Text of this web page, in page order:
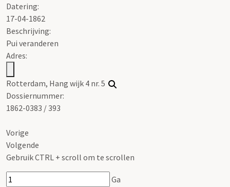
Datering:
17-04-1862
Beschrijving:
Pui veranderen
Adres:
Rotterdam, Hang wijk 4 nr. 5
Dossiernummer:
1862-0383 / 393
Vorige
Volgende
Gebruik CTRL + scroll om te scrollen
Ga